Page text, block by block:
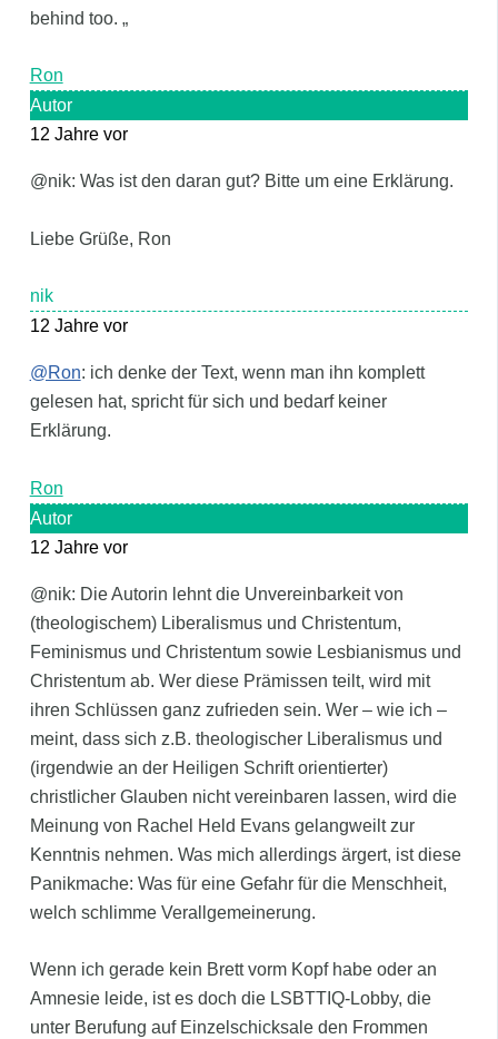
behind too. „
Ron
Autor
12 Jahre vor
@nik: Was ist den daran gut? Bitte um eine Erklärung.
Liebe Grüße, Ron
nik
12 Jahre vor
@Ron: ich denke der Text, wenn man ihn komplett
gelesen hat, spricht für sich und bedarf keiner
Erklärung.
Ron
Autor
12 Jahre vor
@nik: Die Autorin lehnt die Unvereinbarkeit von
(theologischem) Liberalismus und Christentum,
Feminismus und Christentum sowie Lesbianismus und
Christentum ab. Wer diese Prämissen teilt, wird mit
ihren Schlüssen ganz zufrieden sein. Wer – wie ich –
meint, dass sich z.B. theologischer Liberalismus und
(irgendwie an der Heiligen Schrift orientierter)
christlicher Glauben nicht vereinbaren lassen, wird die
Meinung von Rachel Held Evans gelangweilt zur
Kenntnis nehmen. Was mich allerdings ärgert, ist diese
Panikmache: Was für eine Gefahr für die Menschheit,
welch schlimme Verallgemeinerung.
Wenn ich gerade kein Brett vorm Kopf habe oder an
Amnesie leide, ist es doch die LSBTTIQ-Lobby, die
unter Berufung auf Einzelschicksale den Frommen